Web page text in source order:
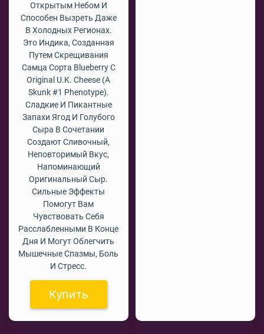
Открытым Небом И
Способен Вызреть Даже
В Холодных Регионах.
Это Индика, Созданная
Путем Скрещивания
Самца Сорта Blueberry С
Original U.K. Cheese (a
Skunk #1 Phenotype).
Сладкие И Пикантные
Запахи Ягод И Голубого
Сыра В Сочетании
Создают Сливочный,
Неповторимый Вкус,
Напоминающий
Оригинальный Сыр.
Сильные Эффекты
Помогут Вам
Чувствовать Себя
Расслабленными В Конце
Дня И Могут Облегчить
Мышечные Спазмы, Боль
И Стресс.
Купить